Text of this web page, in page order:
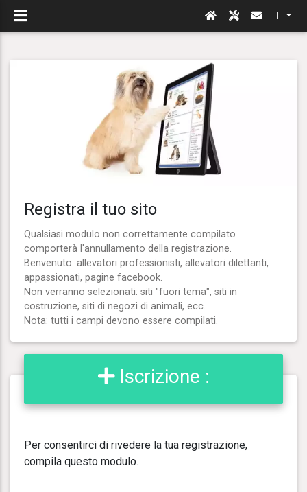
IT
Registra il tuo sito
Qualsiasi modulo non correttamente compilato
comporterà l'annullamento della registrazione.
Benvenuto: allevatori professionisti, allevatori dilettanti,
appassionati, pagine facebook.
Non verranno selezionati: siti "fuori tema", siti in
costruzione, siti di negozi di animali, ecc.
Nota: tutti i campi devono essere compilati.
Iscrizione :
Per consentirci di rivedere la tua registrazione,
compila questo modulo.